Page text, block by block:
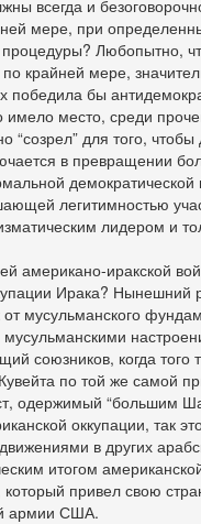
всегда и
мере, при
Любопытно,
крайней мере,
бы
место, среди
“созрел” для того,
в превращении
легитимностью
лидером и
американо-иракской
Ирака?
мусульманского
мусульманскими
союзников, когда
по той же самой
одержимый “большим
оккупации, так
в других
итогом
который привел свою
армии США.